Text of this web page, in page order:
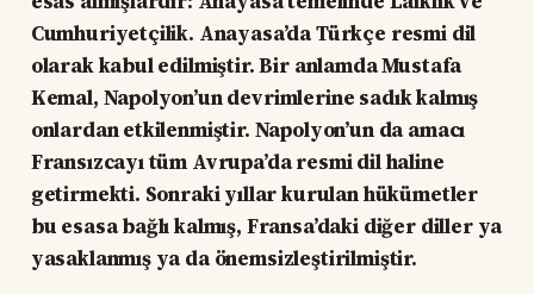
Cumhuriyetçilik. Anayasa’da Türkçe resmi dil
olarak kabul edilmiştir. Bir anlamda Mustafa
Kemal, Napolyon’un devrimlerine sadık kalmış
onlardan etkilenmiştir. Napolyon’un da amacı
Fransızcayı tüm Avrupa’da resmi dil haline
getirmekti. Sonraki yıllar kurulan hükümetler
bu esasa bağlı kalmış, Fransa’daki diğer diller ya
yasaklanmış ya da önemsizleştirilmiştir.